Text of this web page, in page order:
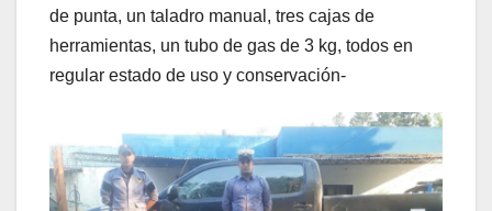
de punta, un taladro manual, tres cajas de
herramientas, un tubo de gas de 3 kg, todos en
regular estado de uso y conservación-